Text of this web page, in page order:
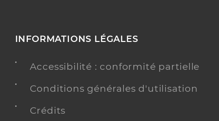
INFORMATIONS LÉGALES
Accessibilité : conformité partielle
Conditions générales d'utilisation
Crédits